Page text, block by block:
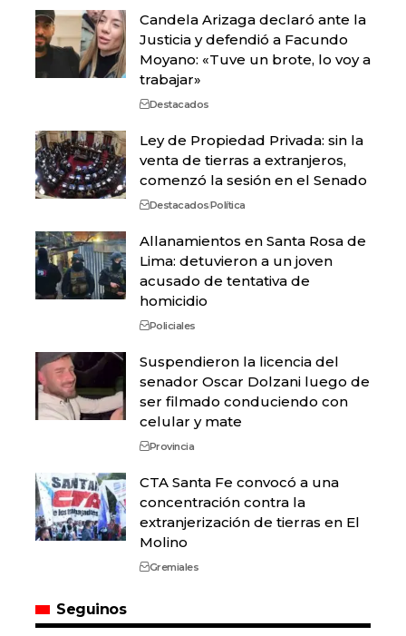
Candela Arizaga declaró ante la
Justicia y defendió a Facundo
Moyano: «Tuve un brote, lo voy a
trabajar»
Destacados
Ley de Propiedad Privada: sin la
venta de tierras a extranjeros,
comenzó la sesión en el Senado
DestacadosPolítica
Allanamientos en Santa Rosa de
Lima: detuvieron a un joven
acusado de tentativa de
homicidio
Policiales
Suspendieron la licencia del
senador Oscar Dolzani luego de
ser filmado conduciendo con
celular y mate
Provincia
CTA Santa Fe convocó a una
concentración contra la
extranjerización de tierras en El
Molino
Gremiales
Seguinos